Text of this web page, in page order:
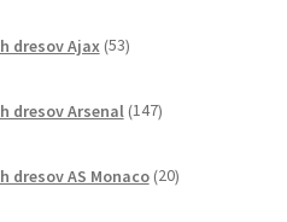
dresov Ajax 53izdelkov
dresov Arsenal 147izdelkov
dresov AS Monaco 20izdelkov